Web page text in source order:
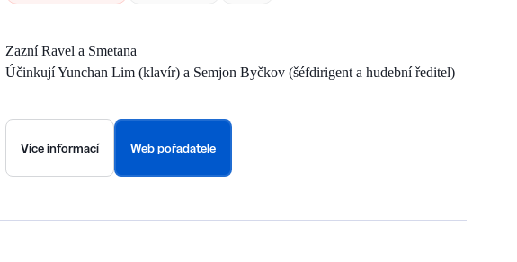
Zazní Ravel a Smetana
Účinkují Yunchan Lim (klavír) a Semjon Byčkov (šéfdirigent a hudební ředitel)
Více informací Web pořadatele